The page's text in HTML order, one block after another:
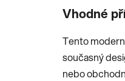
Vhodné
Tento
současný
nebo